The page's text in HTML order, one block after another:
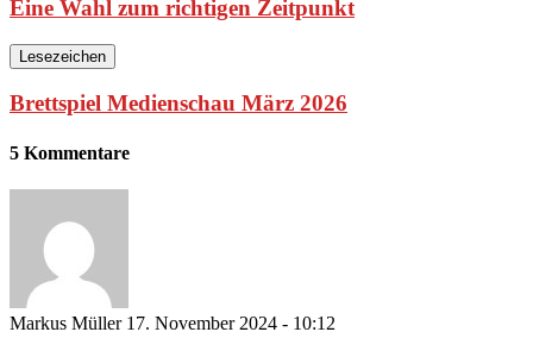
Eine Wahl zum richtigen Zeitpunkt
Lesezeichen
Brettspiel Medienschau März 2026
5 Kommentare
Markus Müller 17. November 2024 - 10:12